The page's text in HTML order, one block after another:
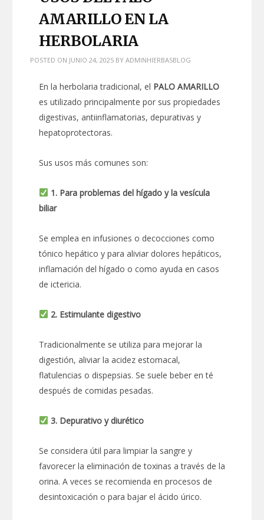
AMARILLO EN LA
HERBOLARIA
POSTED ON JUNIO 24, 2025 BY ADMINHIERBASBLOG
En la herbolaria tradicional, el PALO AMARILLO
es utilizado principalmente por sus propiedades
digestivas, antiinflamatorias, depurativas y
hepatoprotectoras.
Sus usos más comunes son:
1. Para problemas del hígado y la vesícula
biliar
Se emplea en infusiones o decocciones como
tónico hepático y para aliviar dolores hepáticos,
inflamación del hígado o como ayuda en casos
de ictericia.
2. Estimulante digestivo
Tradicionalmente se utiliza para mejorar la
digestión, aliviar la acidez estomacal,
flatulencias o dispepsias. Se suele beber en té
después de comidas pesadas.
3. Depurativo y diurético
Se considera útil para limpiar la sangre y
favorecer la eliminación de toxinas a través de la
orina. A veces se recomienda en procesos de
desintoxicación o para bajar el ácido úrico.